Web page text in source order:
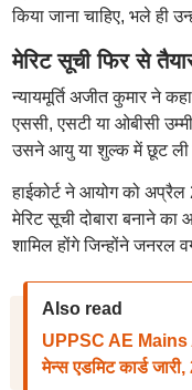
किया जाना चाहिए, भले ही
मेरिट सूची फिर से
न्यायमूर्ति अजीत कुमार ने
एससी, एसटी या ओबीसी
उसने आयु या शुल्क में छूट ली
हाईकोर्ट ने आयोग को अप्रैल
मेरिट सूची दोबारा बनाने का
शामिल होंगे जिन्होंने जनरल
Also read
UPPSC AE Mains
मेन्स एडमिट कार्ड